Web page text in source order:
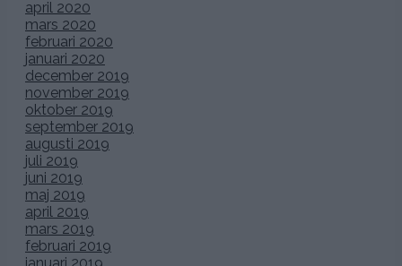
april 2020
mars 2020
februari 2020
januari 2020
december 2019
november 2019
oktober 2019
september 2019
augusti 2019
juli 2019
juni 2019
maj 2019
april 2019
mars 2019
februari 2019
januari 2019